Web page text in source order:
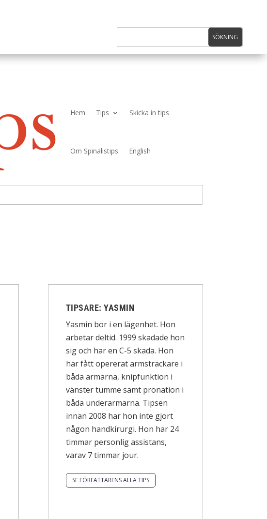
Hem Tips Skicka in tips
Om Spinalistips English
TIPSARE:YASMIN
Yasmin bor i en lägenhet. Hon
arbetar deltid. 1999 skadade hon
sig och har en C-5 skada. Hon
har fått opererat armsträckare i
båda armarna, knipfunktion i
vänster tumme samt pronation i
båda underarmarna. Tipsen
innan 2008 har hon inte gjort
någon handkirurgi. Hon har 24
timmar personlig assistans,
varav 7 timmar jour.
SE FÖRFATTARENS ALLA TIPS